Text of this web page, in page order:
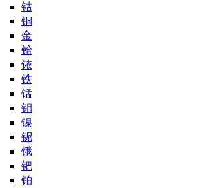
钴
铜
金
铪
铱
铁
锰
钼
镍
铌
锇
钯
铂